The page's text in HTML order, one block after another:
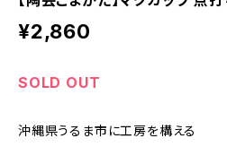
¥2,860
SOLD OUT
沖縄県うるま市に工房を構える